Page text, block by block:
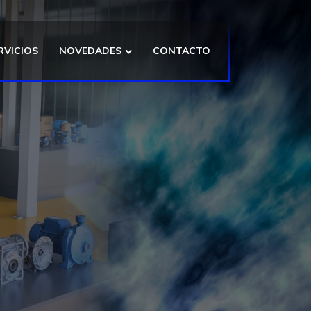
NOVEDADES CONTACTO